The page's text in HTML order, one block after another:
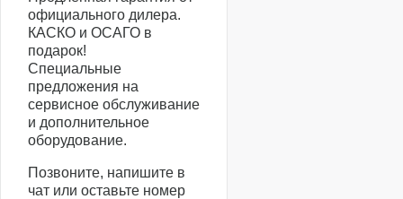
официального дилера.
КАСКО и ОСАГО в
подарок!
Специальные
предложения на
сервисное обслуживание
и дополнительное
оборудование.
Позвоните, напишите в
чат или оставьте номер